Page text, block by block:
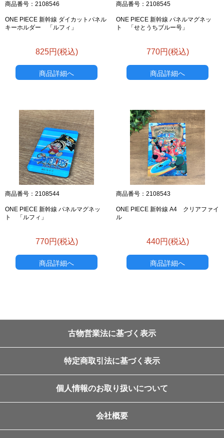
商品番号：2108546
ONE PIECE 新幹線 ダイカットパネル
キーホルダー 「ルフィ」
825円(税込)
商品詳細へ
商品番号：2108545
ONE PIECE 新幹線 パネルマグネッ
ト 「せとうちブルー号」
770円(税込)
商品詳細へ
商品番号：2108544
ONE PIECE 新幹線 パネルマグネッ
ト 「ルフィ」
770円(税込)
商品詳細へ
商品番号：2108543
ONE PIECE 新幹線 A4 クリアファイ
ル
440円(税込)
商品詳細へ
古物営業法に基づく表示
特定商取引法に基づく表示
個人情報のお取り扱いについて
会社概要